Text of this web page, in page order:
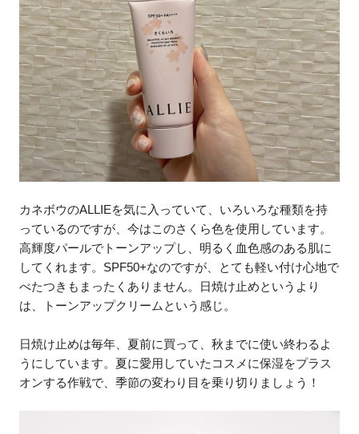
カネボウのALLIEを気に入っていて、いろいろな種類を持
っているのですが、今はこのさくら色を使用しています。
高輝度パールでトーンアップし、明るく血色感のある肌に
してくれます。SPF50+なのですが、とても軽い付け心地で
べたつきもまったくありません。日焼け止めというより
は、トーンアップクリームという感じ。
日焼け止めは毎年、夏前に買って、秋までに使い終わるよ
うにしています。夏に愛用していたコスメに保湿をプラス
オンする作戦で、季節の変わり目を乗り切りましょう！